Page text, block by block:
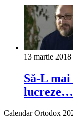
13 martie 2018
Să-L mai
lucreze…
Calendar Ortodox